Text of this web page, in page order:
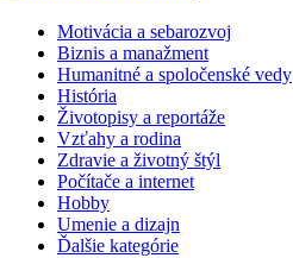
Motivácia a sebarozvoj
Biznis a manažment
Humanitné a spoločenské vedy
História
Životopisy a reportáže
Vzťahy a rodina
Zdravie a životný štýl
Počítače a internet
Hobby
Umenie a dizajn
Ďalšie kategórie